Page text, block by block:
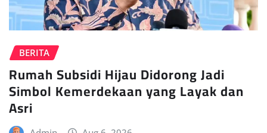
BERITA
Rumah Subsidi Hijau Didorong Jadi
Simbol Kemerdekaan yang Layak dan
Asri